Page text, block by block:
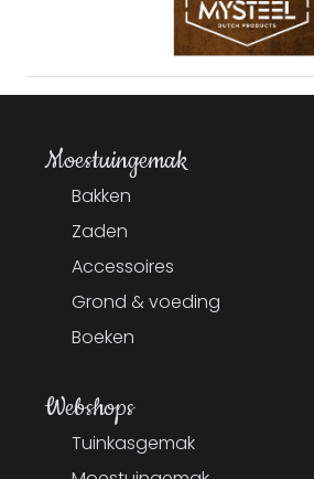
Moestuingemak
Bakken
Zaden
Accessoires
Grond & voeding
Boeken
Webshops
Tuinkasgemak